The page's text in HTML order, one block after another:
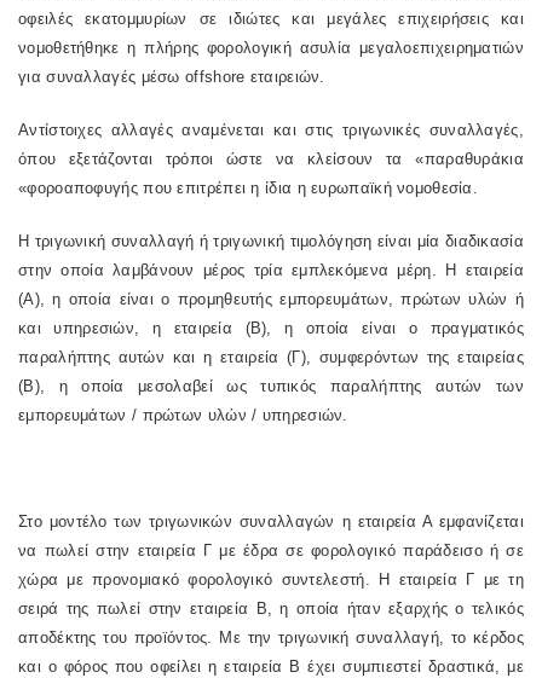
οφειλές εκατομμυρίων σε ιδιώτες και μεγάλες επιχειρήσεις και
νομοθετήθηκε η πλήρης φορολογική ασυλία μεγαλοεπιχειρηματιών
για συναλλαγές μέσω offshore εταιρειών.
Αντίστοιχες αλλαγές αναμένεται και στις τριγωνικές συναλλαγές,
όπου εξετάζονται τρόποι ώστε να κλείσουν τα «παραθυράκια
«φοροαποφυγής που επιτρέπει η ίδια η ευρωπαϊκή νομοθεσία.
Η τριγωνική συναλλαγή ή τριγωνική τιμολόγηση είναι μία διαδικασία
στην οποία λαμβάνουν μέρος τρία εμπλεκόμενα μέρη. Η εταιρεία
(Α), η οποία είναι ο προμηθευτής εμπορευμάτων, πρώτων υλών ή
και υπηρεσιών, η εταιρεία (Β), η οποία είναι ο πραγματικός
παραλήπτης αυτών και η εταιρεία (Γ), συμφερόντων της εταιρείας
(Β), η οποία μεσολαβεί ως τυπικός παραλήπτης αυτών των
εμπορευμάτων / πρώτων υλών / υπηρεσιών.
Στο μοντέλο των τριγωνικών συναλλαγών η εταιρεία Α εμφανίζεται
να πωλεί στην εταιρεία Γ με έδρα σε φορολογικό παράδεισο ή σε
χώρα με προνομιακό φορολογικό συντελεστή. Η εταιρεία Γ με τη
σειρά της πωλεί στην εταιρεία Β, η οποία ήταν εξαρχής ο τελικός
αποδέκτης του προϊόντος. Με την τριγωνική συναλλαγή, το κέρδος
και ο φόρος που οφείλει η εταιρεία Β έχει συμπιεστεί δραστικά, με